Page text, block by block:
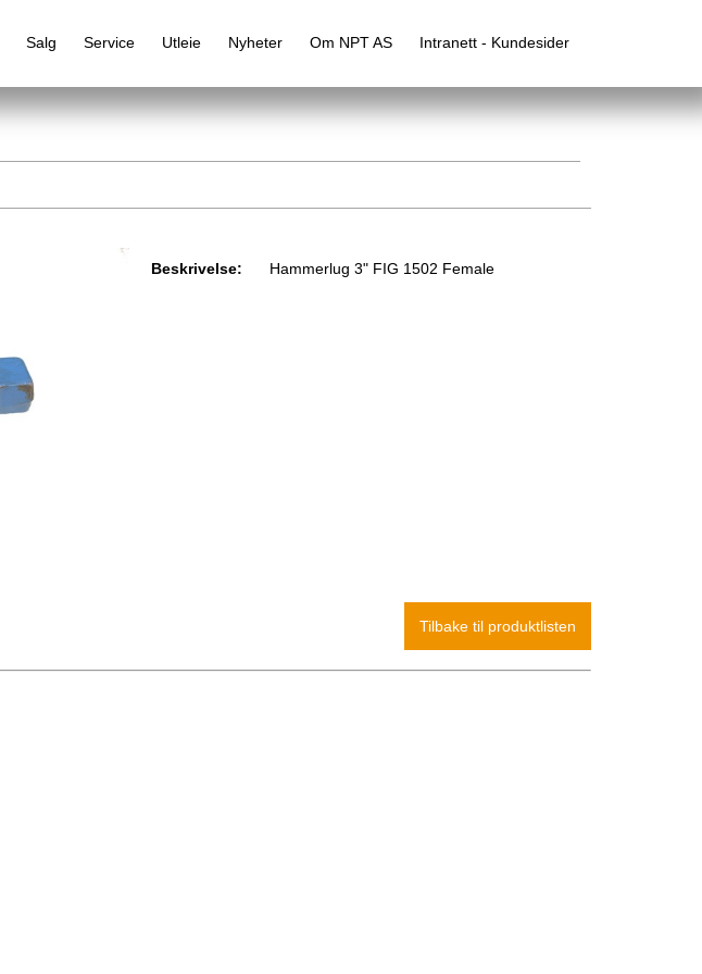
Salg Service Utleie Nyheter Om NPT AS Intranett - Kundesider
Beskrivelse: Hammerlug 3" FIG 1502 Female